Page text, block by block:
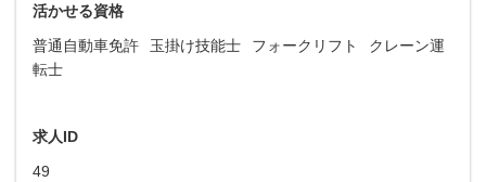
活かせる資格
普通自動車免許
玉掛け技能士 フォークリフト
クレーン運
転士
求人ID
49